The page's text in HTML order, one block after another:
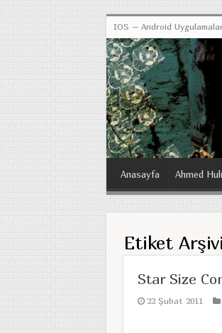
IOS – Android
Anasayfa Ahmed
Etiket
Star Size
22 Şubat 2011